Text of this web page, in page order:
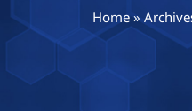
Home»